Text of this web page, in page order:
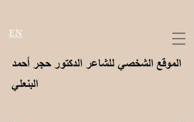
الموقع الشخصي للشاعر الدكتور حجر أحمد
البنعلي
EN